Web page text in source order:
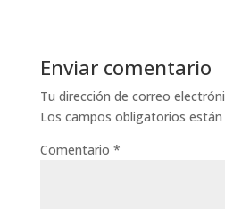
Enviar comentario
Tu dirección de correo
Los campos obligatorios
Comentario *